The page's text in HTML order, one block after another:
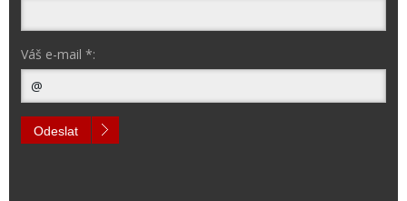
Váš e-mail *:
Odeslat